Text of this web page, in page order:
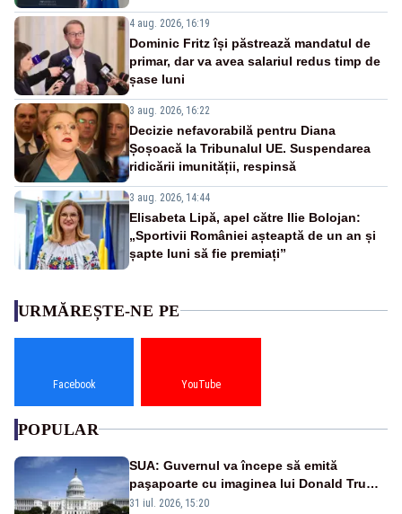
4 aug. 2026, 16:19
Dominic Fritz își păstrează mandatul de
primar, dar va avea salariul redus timp de
șase luni
3 aug. 2026, 16:22
Decizie nefavorabilă pentru Diana
Șoșoacă la Tribunalul UE. Suspendarea
ridicării imunității, respinsă
3 aug. 2026, 14:44
Elisabeta Lipă, apel către Ilie Bolojan:
„Sportivii României așteaptă de un an și
șapte luni să fie premiați”
URMĂREȘTE-NE PE
Facebook YouTube
POPULAR
SUA: Guvernul va începe să emită
paşapoarte cu imaginea lui Donald Trump
începând cu 8 august
31 iul. 2026, 15:20